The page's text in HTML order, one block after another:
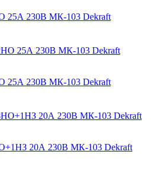
25А 230В МК-103 Dekraft
25А 230В МК-103 Dekraft
20А 230В МК-103 Dekraft